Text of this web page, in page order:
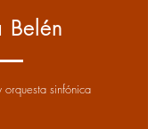
Belén
orquesta sinfónica